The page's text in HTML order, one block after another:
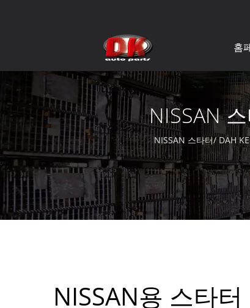
홈
NISSAN
NISSAN 스타터/ DAH
NISSAN용 스타터